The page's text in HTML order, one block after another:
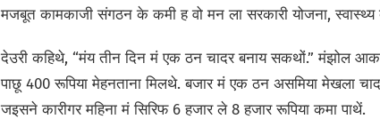
मजबूत कामकाजी संगठन के कमी ह वो मन ला सरकारी योजना,स्वास्थ्य
देउरी कहिथे, “मंय तीन दिन मं एक ठन चादर बनाय सकथों.” मंझोल
पाछू 400 रूपिया मेहनताना मिलथे. बजार मं एक ठन असमिया मेखला
जइसने कारीगर महिना मं सिरिफ 6 हजार ले 8 हजार रूपिया कमा पाथें.